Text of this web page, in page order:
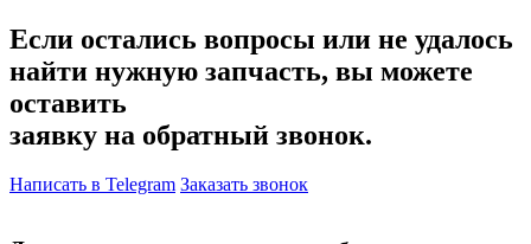
Если остались вопросы или не удалось
найти нужную запчасть, вы можете
оставить
заявку на обратный звонок.
Написать в Telegram Заказать звонок